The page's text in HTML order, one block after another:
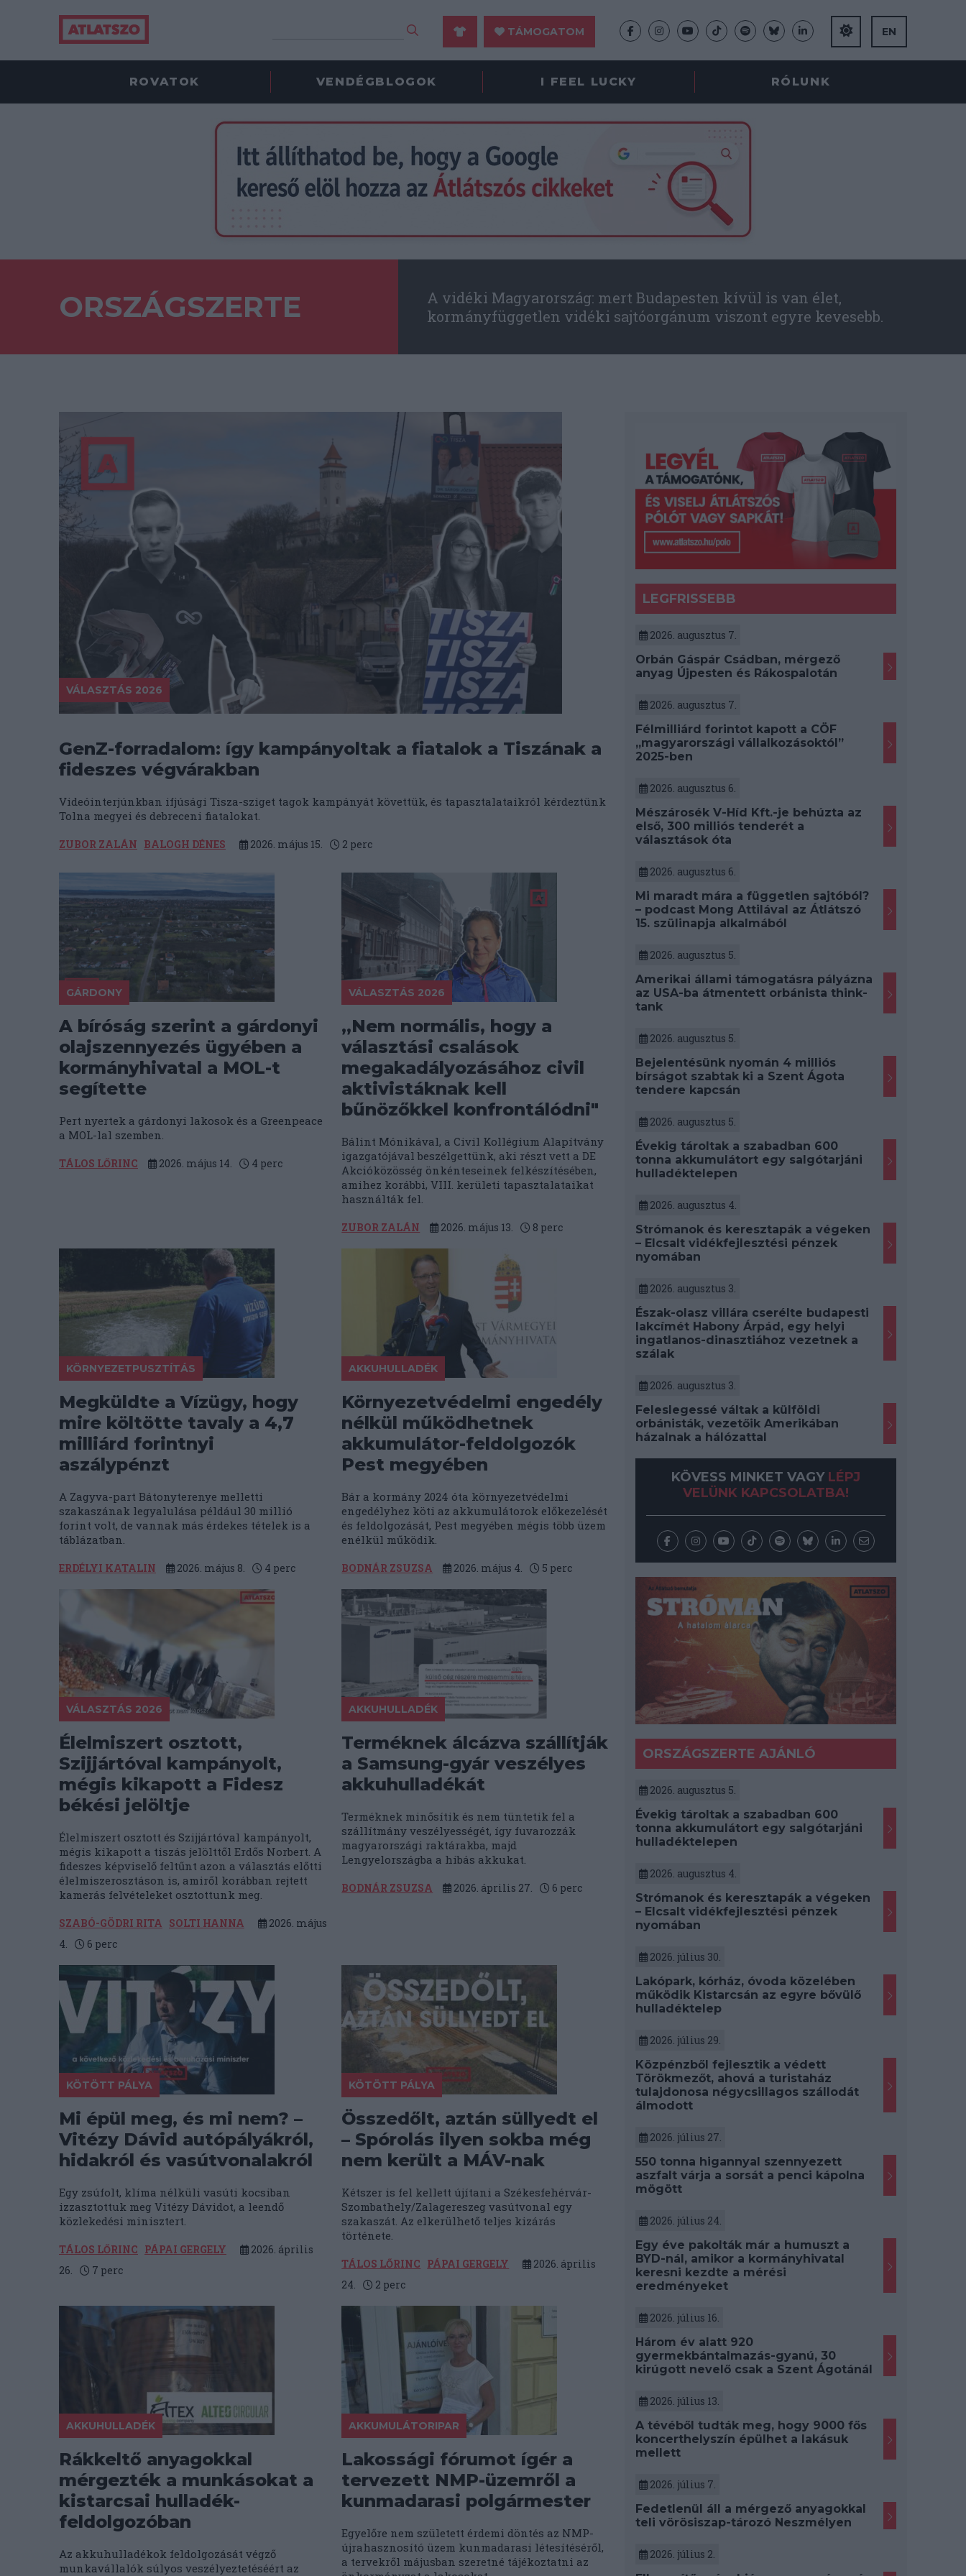
TÁMOGATOM EN
ROVATOK VENDÉGBLOGOK I FEEL LUCKY RÓLUNK
ORSZÁGSZERTE
A vidéki Magyarország: mert Budapesten kívül is van élet,
kormányfüggetlen vidéki sajtóorgánum viszont egyre kevesebb.
VÁLASZTÁS 2026
GenZ-forradalom: így kampányoltak a fiatalok a Tiszának a
fideszes végvárakban
Videóinterjúnkban ifjúsági Tisza-sziget tagok kampányát követtük, és tapasztalataikról kérdeztünk
Tolna megyei és debreceni fiatalokat.
ZUBOR ZALÁN BALOGH DÉNES 2026. május 15. 2 perc
GÁRDONY
A bíróság szerint a gárdonyi
olajszennyezés ügyében a
kormányhivatal a MOL-t
segítette
Pert nyertek a gárdonyi lakosok és a Greenpeace
a MOL-lal szemben.
TÁLOS LŐRINC 2026. május 14. 4 perc
VÁLASZTÁS 2026
„Nem normális, hogy a
választási csalások
megakadályozásához civil
aktivistáknak kell
bűnözőkkel konfrontálódni"
Bálint Mónikával, a Civil Kollégium Alapítvány
igazgatójával beszélgettünk, aki részt vett a DE
Akcióközösség önkénteseinek felkészítésében,
amihez korábbi, VIII. kerületi tapasztalataikat
használták fel.
ZUBOR ZALÁN 2026. május 13. 8 perc
KÖRNYEZETPUSZTÍTÁS
Megküldte a Vízügy, hogy
mire költötte tavaly a 4,7
milliárd forintnyi
aszálypénzt
A Zagyva-part Bátonyterenye melletti
szakaszának legyalulása például 30 millió
forint volt, de vannak más érdekes tételek is a
táblázatban.
ERDÉLYI KATALIN 2026. május 8. 4 perc
AKKUHULLADÉK
Környezetvédelmi engedély
nélkül működhetnek
akkumulátor-feldolgozók
Pest megyében
Bár a kormány 2024 óta környezetvédelmi
engedélyhez köti az akkumulátorok előkezelését
és feldolgozását, Pest megyében mégis több üzem
enélkül működik.
BODNÁR ZSUZSA 2026. május 4. 5 perc
VÁLASZTÁS 2026
Élelmiszert osztott,
Szijjártóval kampányolt,
mégis kikapott a Fidesz
békési jelöltje
Élelmiszert osztott és Szijjártóval kampányolt,
mégis kikapott a tiszás jelölttől Erdős Norbert. A
fideszes képviselő feltűnt azon a választás előtti
élelmiszerosztáson is, amiről korábban rejtett
kamerás felvételeket osztottunk meg.
SZABÓ-GÖDRI RITA SOLTI HANNA
2026. május
4.
6 perc
AKKUHULLADÉK
Terméknek álcázva szállítják
a Samsung-gyár veszélyes
akkuhulladékát
Terméknek minősítik és nem tüntetik fel a
szállítmány veszélyességét, így fuvarozzák
magyarországi raktárakba, majd
Lengyelországba a hibás akkukat.
BODNÁR ZSUZSA 2026. április 27. 6 perc
KÖTÖTT PÁLYA
Mi épül meg, és mi nem? –
Vitézy Dávid autópályákról,
hidakról és vasútvonalakról
Egy zsúfolt, klíma nélküli vasúti kocsiban
izzasztottuk meg Vitézy Dávidot, a leendő
közlekedési minisztert.
TÁLOS LŐRINC PÁPAI GERGELY
2026. április
26.
7 perc
KÖTÖTT PÁLYA
Összedőlt, aztán süllyedt el
– Spórolás ilyen sokba még
nem került a MÁV-nak
Kétszer is fel kellett újítani a Székesfehérvár-
Szombathely/Zalagereszeg vasútvonal egy
szakaszát. Az elkerülhető teljes kizárás
története.
TÁLOS LŐRINC PÁPAI GERGELY
2026. április
24.
2 perc
AKKUHULLADÉK
Rákkeltő anyagokkal
mérgezték a munkásokat a
kistarcsai hulladék-
feldolgozóban
Az akkuhulladékok feldolgozását végző
munkavállalók súlyos veszélyeztetéséért az
AKKUMULÁTORIPAR
Lakossági fórumot ígér a
tervezett NMP-üzemről a
kunmadarasi polgármester
Egyelőre nem született érdemi döntés az NMP-
újrahasznosító üzem kunmadarasi létesítéséről,
a tervekről májusban szeretné tájékoztatni az
LEGFRISSEBB
2026. augusztus 7.
Orbán Gáspár Csádban, mérgező
anyag Újpesten és Rákospalotán
2026. augusztus 7.
Félmilliárd forintot kapott a CÖF
„magyarországi vállalkozásoktól”
2025-ben
2026. augusztus 6.
Mészárosék V-Híd Kft.-je behúzta az
első, 300 milliós tenderét a
választások óta
2026. augusztus 6.
Mi maradt mára a független sajtóból?
– podcast Mong Attilával az Átlátszó
15. szülinapja alkalmából
2026. augusztus 5.
Amerikai állami támogatásra pályázna
az USA-ba átmentett orbánista think-
tank
2026. augusztus 5.
Bejelentésünk nyomán 4 milliós
bírságot szabtak ki a Szent Ágota
tendere kapcsán
2026. augusztus 5.
Évekig tároltak a szabadban 600
tonna akkumulátort egy salgótarjáni
hulladéktelepen
2026. augusztus 4.
Strómanok és keresztapák a végeken
– Elcsalt vidékfejlesztési pénzek
nyomában
2026. augusztus 3.
Észak-olasz villára cserélte budapesti
lakcímét Habony Árpád, egy helyi
ingatlanos-dinasztiához vezetnek a
szálak
2026. augusztus 3.
Feleslegessé váltak a külföldi
orbánisták, vezetőik Amerikában
házalnak a hálózattal
KÖVESS MINKET VAGY LÉPJ
VELÜNK KAPCSOLATBA!
ORSZÁGSZERTE AJÁNLÓ
2026. augusztus 5.
Évekig tároltak a szabadban 600
tonna akkumulátort egy salgótarjáni
hulladéktelepen
2026. augusztus 4.
Strómanok és keresztapák a végeken
– Elcsalt vidékfejlesztési pénzek
nyomában
2026. július 30.
Lakópark, kórház, óvoda közelében
működik Kistarcsán az egyre bővülő
hulladéktelep
2026. július 29.
Közpénzből fejlesztik a védett
Törökmezőt, ahová a turistaház
tulajdonosa négycsillagos szállodát
álmodott
2026. július 27.
550 tonna higannyal szennyezett
aszfalt várja a sorsát a penci kápolna
mögött
2026. július 24.
Egy éve pakolták már a humuszt a
BYD-nál, amikor a kormányhivatal
keresni kezdte a mérési
eredményeket
2026. július 16.
Három év alatt 920
gyermekbántalmazás-gyanú, 30
kirúgott nevelő csak a Szent Ágotánál
2026. július 13.
A tévéből tudták meg, hogy 9000 fős
koncerthelyszín épülhet a lakásuk
mellett
2026. július 7.
Fedetlenül áll a mérgező anyagokkal
teli vörösiszap-tározó Neszmélyen
2026. július 2.